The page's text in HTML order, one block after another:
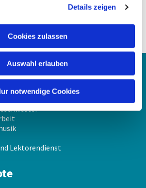
Details zeigen
Cookies zulassen
Auswahl erlauben
notwendige Cookies
Lektorendienst